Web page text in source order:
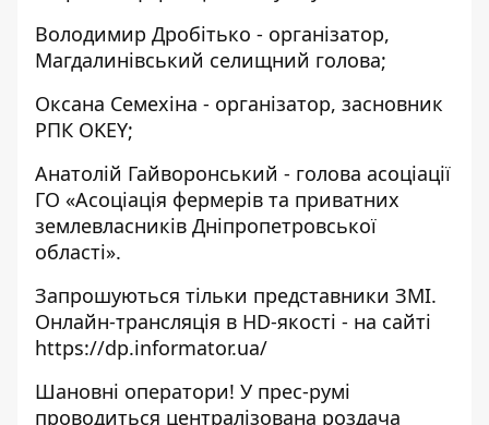
Володимир Дробітько - організатор,
Магдалинівський селищний голова;
Оксана Семехіна - організатор, засновник
РПК OKEY;
Анатолій Гайворонський - голова асоціації
ГО «Асоціація фермерів та приватних
землевласників Дніпропетровської
області».
Запрошуються тільки представники ЗМІ.
Онлайн-трансляція в HD-якості - на сайті
https://dp.informator.ua/
Шановні оператори! У прес-румі
проводиться централізована роздача